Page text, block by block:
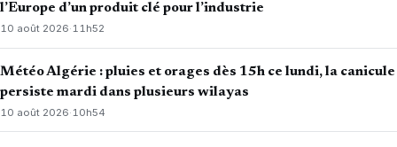
l’Europe d’un produit clé pour l’industrie
10 août 2026·11h52
Météo Algérie : pluies et orages dès 15h ce lundi, la canicule
persiste mardi dans plusieurs wilayas
10 août 2026· 10h54